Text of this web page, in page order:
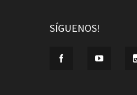
SÍGUENOS!